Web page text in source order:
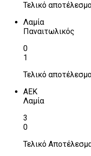
Τελικό
Λαμία
Παναιτωλικός
0
1
Τελικό
ΑΕΚ
Λαμία
3
0
Τελικό